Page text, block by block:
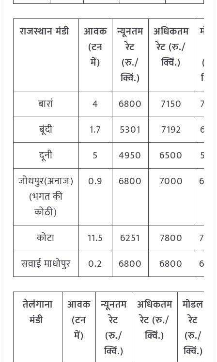
राजस्थानमंडी
आवक
(टन
में)
न्यूनतम
रेट
(रु./
क्विं.)
अधिकतम
रेट (रु./
क्विं.)
(
बारां
4 6800 7150
बूंदी
1.7 5301 7192
दूनी
5 4950 6500
जोधपुर(अनाज)
(भगत की
कोठी)
0.9 6800 7000
कोटा 11.5 6251 7800
सवाई माधोपुर
0.2 6800 6800
तेलंगाना
मंडी
आवक
(टन
में)
न्यूनतम
रेट
(रु./
क्विं.)
अधिकतम
रेट (रु./
क्विं.)
मोडल
रेट
(रु./
क्विं.)